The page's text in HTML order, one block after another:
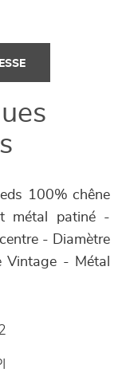
100% chêne
métal patiné -
- Diamètre
Vintage - Métal